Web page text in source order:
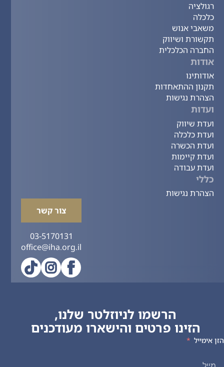
רגולציה
כלכלה
משאבי אנוש
תקשורת ושיווק
החברה הכלכלית
אודות
אודותינו
תקנון ההתאחדות
הצהרת נגישות
ועדות
ועדת שיווק
ועדת כלכלה
ועדת הכשרה
ועדת קיימות
ועדת עבודה
כללי
הצהרת נגישות
צור קשר
03-5170131
office@iha.org.il
הרשמו לניוזלטר שלנו,
הזינו פרטים והישארו מעודכנים
הזן אימייל